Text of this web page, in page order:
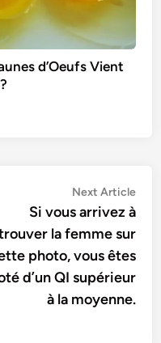
d’Oeufs Vient
Next Article
Si vous arrivez à
la femme sur
photo, vous êtes
d’un QI supérieur
à la moyenne.